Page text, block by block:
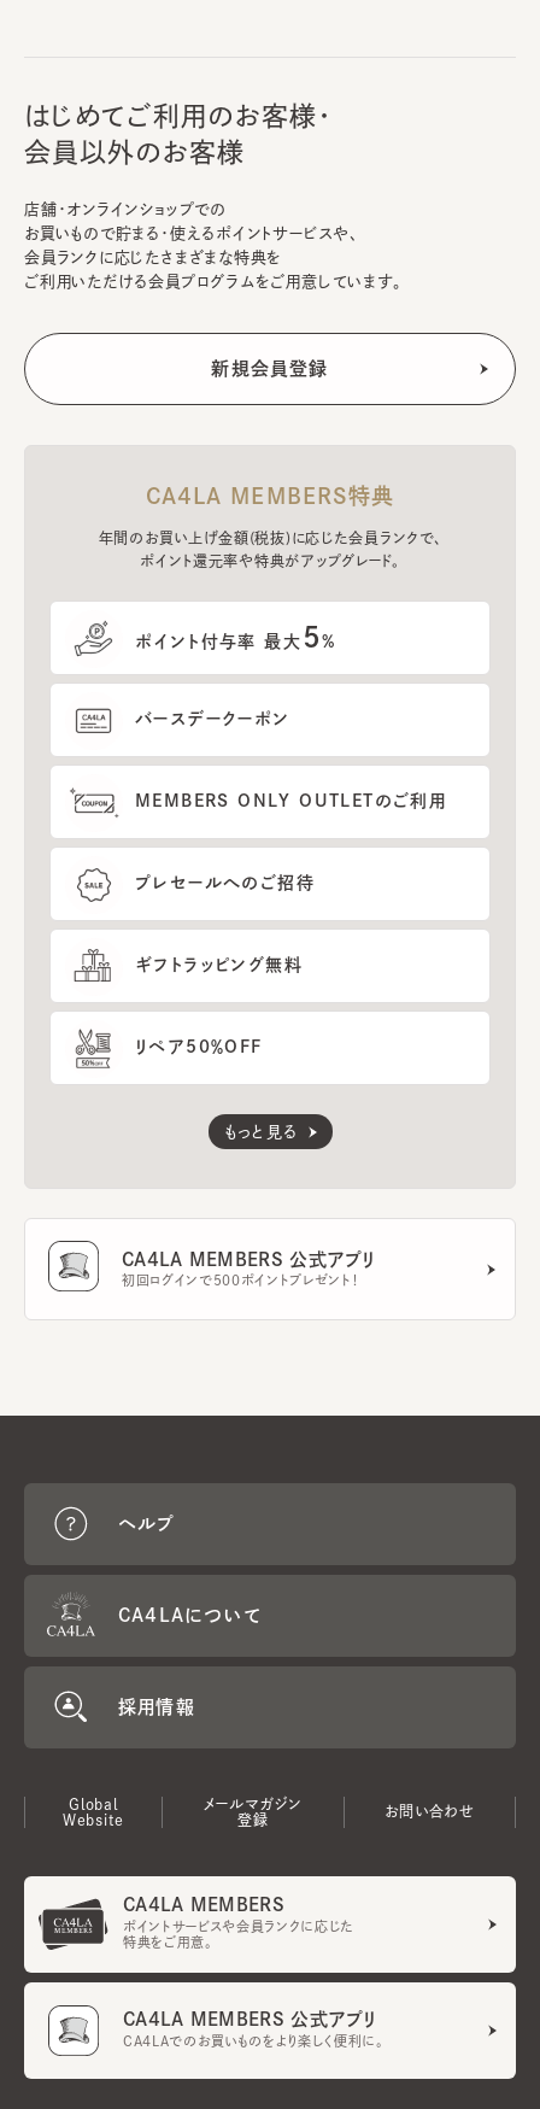
はじめてご利用のお客様・
会員以外のお客様
店舗・オンラインショップでの
お買いもので貯まる・使えるポイントサービスや、
会員ランクに応じたさまざまな特典を
ご利用いただける会員プログラムをご用意しています。
CA4LA MEMBERS特典
年間のお買い上げ金額(税抜)に応じた会員ランクで、
ポイント還元率や特典がアップグレード。
ポイント付与率 最大 5%
バースデークーポン
MEMBERS ONLY OUTLETのご利用
プレセールへのご招待
ギフトラッピング無料
リペア50％OFF
もっと見る
CA4LA MEMBERS 公式アプリ
初回ログインで500ポイントプレゼント！
ヘルプ
CA4LAについて
採用情報
Global
Website
メールマガジン
登録
お問い合わせ
CA4LA MEMBERS
ポイントサービスや会員ランクに応じた
特典をご用意。
CA4LA MEMBERS 公式アプリ
CA4LAでのお買いものをより楽しく便利に。